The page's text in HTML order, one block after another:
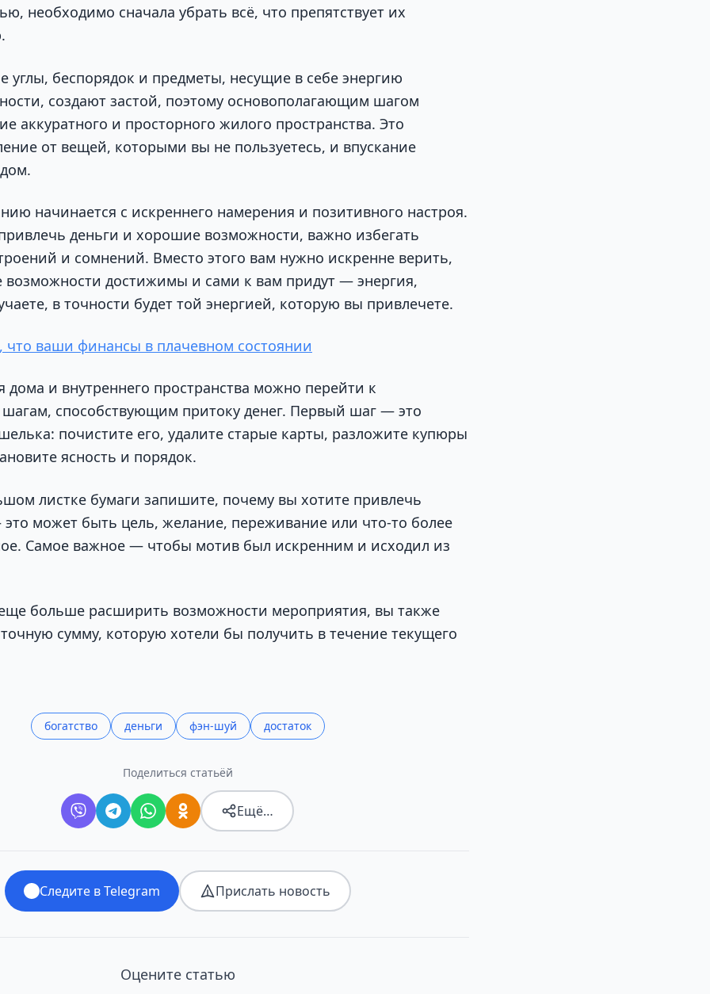
необходимо сначала убрать всё, что препятствует их
углы, беспорядок и предметы, несущие в себе энергию
создают застой, поэтому основополагающим шагом
аккуратного и просторного жилого пространства. Это
от вещей, которыми вы не пользуетесь, и впускание
начинается с искреннего намерения и позитивного настроя.
деньги и хорошие возможности, важно избегать
и сомнений. Вместо этого вам нужно искренне верить,
возможности достижимы и сами к вам придут — энергия,
в точности будет той энергией, которую вы привлечете.
что ваши финансы в плачевном состоянии
и внутреннего пространства можно перейти к
способствующим притоку денег. Первый шаг — это
почистите его, удалите старые карты, разложите купюры
ясность и порядок.
листке бумаги запишите, почему вы хотите привлечь
может быть цель, желание, переживание или что-то более
Самое важное — чтобы мотив был искренним и исходил из
больше расширить возможности мероприятия, вы также
сумму, которую хотели бы получить в течение текущего
богатство деньги фэн-шуй достаток
Поделиться статьёй
Ещё…
Следите в Telegram Прислать новость
Оцените статью